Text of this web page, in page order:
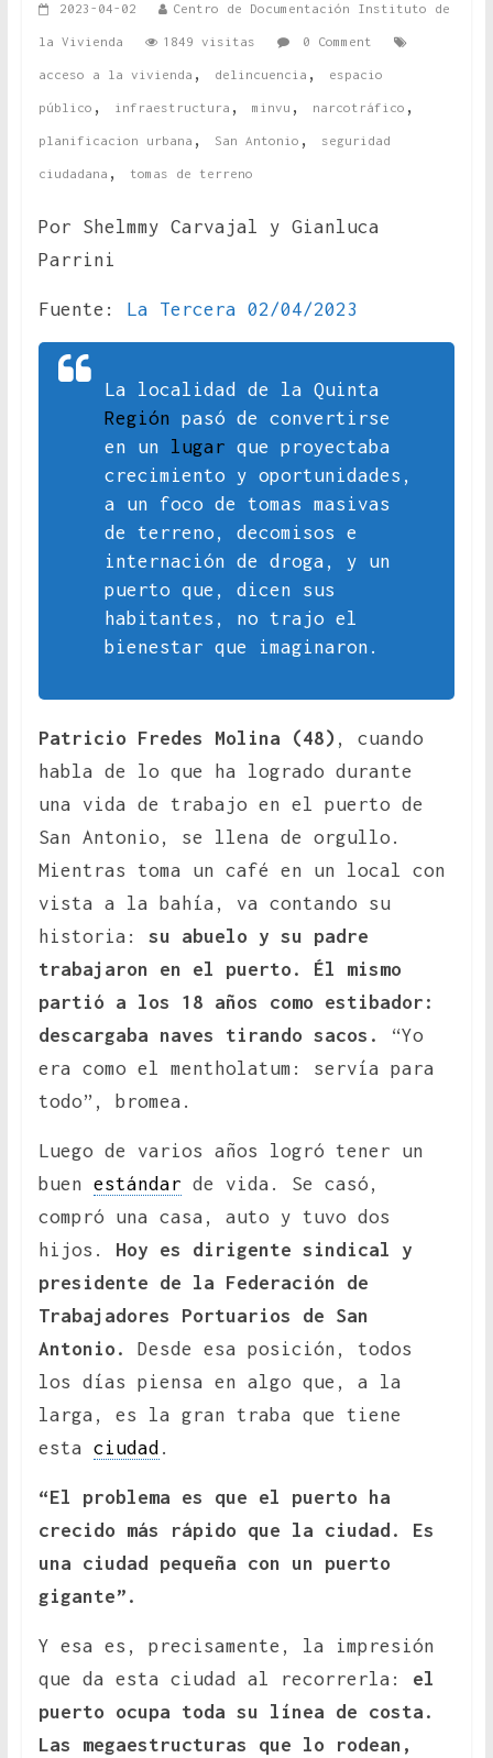
2023-04-02 Centro de Documentación Instituto de
la Vivienda 1849 visitas 0 Comment
acceso a la vivienda , delincuencia , espacio
público , infraestructura , minvu , narcotráfico ,
planificacion urbana , San Antonio , seguridad
ciudadana , tomas de terreno
Por Shelmmy Carvajal y Gianluca
Parrini
Fuente: La Tercera 02/04/2023
La localidad de la Quinta
Región pasó de convertirse
en un lugar que proyectaba
crecimiento y oportunidades,
a un foco de tomas masivas
de terreno, decomisos e
internación de droga, y un
puerto que, dicen sus
habitantes, no trajo el
bienestar que imaginaron.
Patricio Fredes Molina (48) , cuando
habla de lo que ha logrado durante
una vida de trabajo en el puerto de
San Antonio, se llena de orgullo.
Mientras toma un café en un local con
vista a la bahía, va contando su
historia: su abuelo y su padre
trabajaron en el puerto. Él mismo
partió a los 18 años como estibador:
descargaba naves tirando sacos.
“Yo
era como el mentholatum: servía para
todo”, bromea.
Luego de varios años logró tener un
buen estándar de vida. Se casó,
compró una casa, auto y tuvo dos
hijos.
Hoy es dirigente sindical y
presidente de la Federación de
Trabajadores Portuarios de San
Antonio. Desde esa posición, todos
los días piensa en algo que, a la
larga, es la gran traba que tiene
esta ciudad .
“El problema es que el puerto ha
crecido más rápido que la ciudad. Es
una ciudad pequeña con un puerto
gigante”.
Y esa es, precisamente, la impresión
que da esta ciudad al recorrerla: el
puerto ocupa toda su línea de costa.
Las megaestructuras que lo rodean,